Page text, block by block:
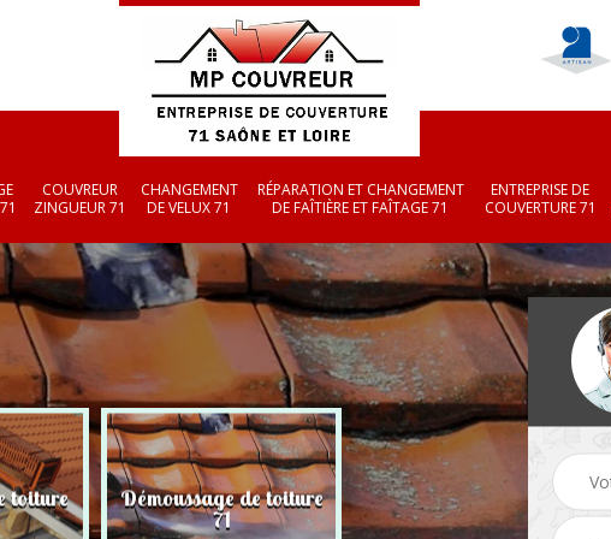
COUVREUR
ZINGUEUR 71
CHANGEMENT
DE VELUX 71
RÉPARATION ET CHANGEMENT
DE FAÎTIÈRE ET FAÎTAGE 71
ENTREPRISE DE
COUVERTURE 71
toiture Démoussage de toiture
71 Couvreur zingueur 71